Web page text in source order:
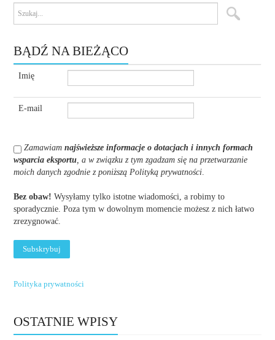
BĄDŹ NA BIEŻĄCO
Imię
E-mail
Zamawiamnajświeższe informacje o dotacjach i innych formach
wsparcia eksportu , a w związku z tym zgadzam się na przetwarzanie
moich danych zgodnie z poniższą Polityką prywatności
Bez obaw! Wysyłamy tylko istotne wiadomości, a robimy to
sporadycznie. Poza tym w dowolnym momencie możesz z nich łatwo
zrezygnować.
Polityka prywatności
OSTATNIE WPISY